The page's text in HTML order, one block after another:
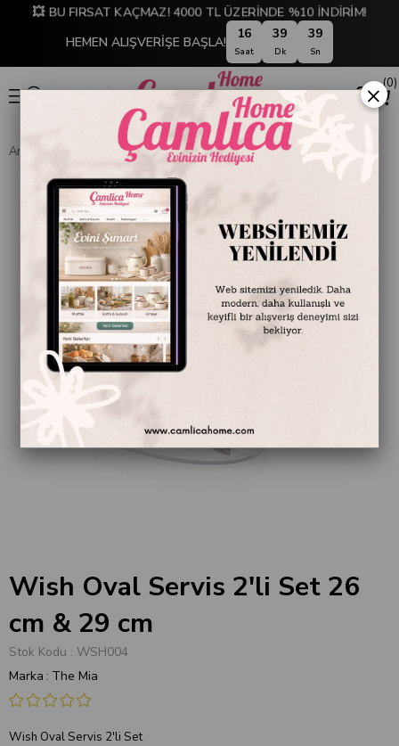
💥 BU FIRSAT KAÇMAZ! 4000 TL ÜZERİNDE %10 İNDİRİM!
HEMEN ALIŞVERİŞE BAŞLA!
16
Saat
39
Dk
39
Sn
0
Anasayfa Wish Oval Servis 2'li Set 26 cm & 29 cm
Wish Oval Servis 2'li Set 26
cm & 29 cm
Stok Kodu
WSH004
Marka : The Mia
Wish Oval Servis 2'li Set
×